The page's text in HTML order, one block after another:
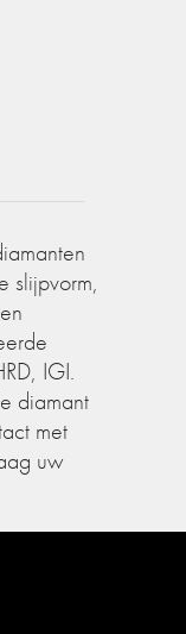
slijpvorm,
IGI.
diamant
met
uw